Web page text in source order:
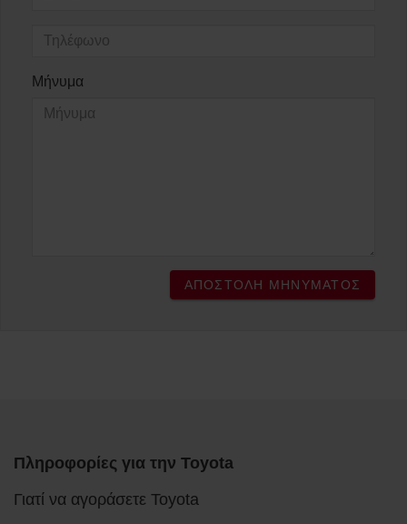
Μήνυμα
ΑΠΟΣΤΟΛΉ ΜΗΝΎΜΑΤΟΣ
Πληροφορίες για την Toyota
Γιατί να αγοράσετε Toyota